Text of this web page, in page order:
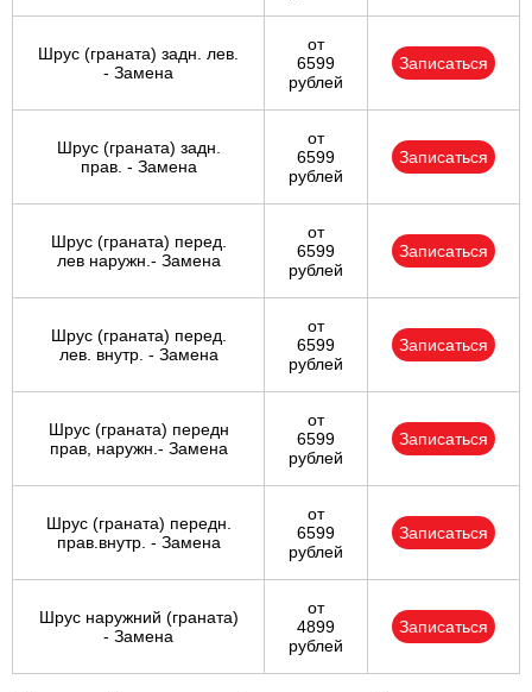
Шрус (граната) задн. лев.
- Замена
от
6599
рублей
Записаться
Шрус (граната) задн.
прав. - Замена
от
6599
рублей
Записаться
Шрус (граната) перед.
лев наружн.- Замена
от
6599
рублей
Записаться
Шрус (граната) перед.
лев. внутр. - Замена
от
6599
рублей
Записаться
Шрус (граната) передн
прав, наружн.- Замена
от
6599
рублей
Записаться
Шрус (граната) передн.
прав.внутр. - Замена
от
6599
рублей
Записаться
Шрус наружний (граната)
- Замена
от
4899
рублей
Записаться